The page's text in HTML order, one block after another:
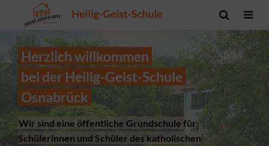
Herzlich willkommen
bei der Heilig-Geist-Schule
Osnabrück
Wir sind eine öffentliche Grundschule für
Schülerinnen und Schüler des katholischen